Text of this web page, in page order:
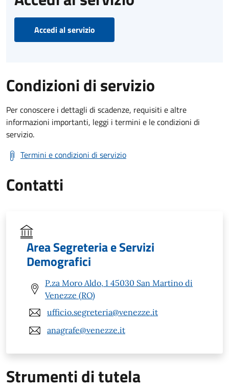
Accedi al servizio
Condizioni di servizio
Per conoscere i dettagli di scadenze, requisiti e altre
informazioni importanti, leggi i termini e le condizioni di
servizio.
Termini e condizioni di servizio
Contatti
Area Segreteria e Servizi
Demografici
P.za Moro Aldo, 1 45030 San Martino di
Venezze (RO)
ufficio.segreteria@venezze.it
anagrafe@venezze.it
Strumenti di tutela